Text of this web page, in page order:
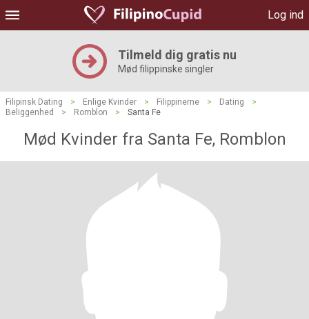
Log ind
Tilmeld dig gratis nu
Mød filippinske singler
Filipinsk Dating > Enlige Kvinder > Filippinerne > Dating
>
Beliggenhed
> Romblon > Santa Fe
Mød Kvinder fra Santa Fe, Romblon